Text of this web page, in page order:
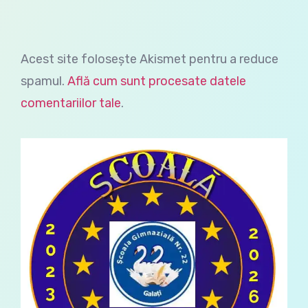
Acest site folosește Akismet pentru a reduce
spamul. Află cum sunt procesate datele
comentariilor tale.